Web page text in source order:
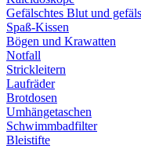
Gefälschtes Blut und
Spaß-Kissen
Bögen und Krawatten
Notfall
Strickleitern
Laufräder
Brotdosen
Umhängetaschen
Schwimmbadfilter
Bleistifte